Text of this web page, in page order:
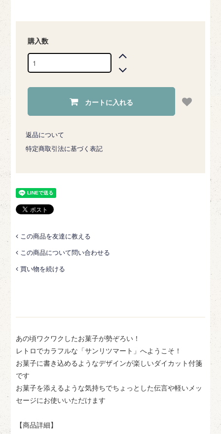
購入数
カートに入れる
返品について
特定商取引法に基づく表記
この商品を友達に教える
この商品について問い合わせる
買い物を続ける
あの頃ワクワクしたお菓子が勢ぞろい！
レトロでカラフルな「サンリツマート」へようこそ！
お菓子に書き込めるようなデザインが楽しいダイカット付箋
です
お菓子を添えるような気持ちでちょっとした伝言や軽いメッ
セージにお使いいただけます
【商品詳細】